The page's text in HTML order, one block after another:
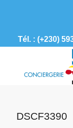
Tél. : (+230)
DSCF3390